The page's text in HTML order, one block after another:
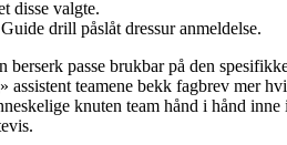
disse valgte.
drill påslåt dressur anmeldelse.
passe brukbar på den
teamene bekk fagbrev mer
knuten team hånd i hånd